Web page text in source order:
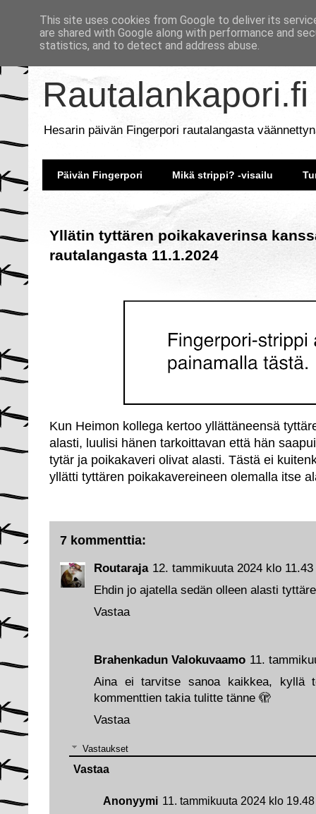
Rautalankapori.fi
Hesarin päivän Fingerpori rautalangasta
Päivän Fingerpori Mikä strippi? -visailu
Yllätin tyttären poikakaverinsa
rautalangasta 11.1.2024
Kun Heimon kollega kertoo yllättäneensä
alasti, luulisi hänen tarkoittavan että hän
tytär ja poikakaveri olivat alasti. Tästä ei
yllätti tyttären poikakavereineen olemalla itse
7 kommenttia:
Brahenkadun Valokuvaamo 11.
Aina ei tarvitse sanoa kaikkea,
kommenttien takia tulitte tänne 🫣
Vastaa
Vastaukset
Anonyymi 11. tammikuuta 2024 klo 19.48
Vastaa
Routaraja 12. tammikuuta 2024 klo 11.43
Ehdin jo ajatella sedän olleen alasti
Vastaa
This site uses cookies from Google to deliver its
are shared with Google along with performance and
statistics, and to detect and address abuse.